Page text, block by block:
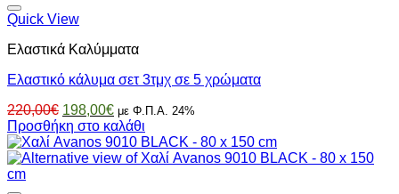
Quick View
Ελαστικά Καλύμματα
Ελαστικό κάλυμα σετ 3τμχ σε 5 χρώματα
220,00€ Original
price
was:
220,00€.
198,00€Η
τρέχουσα
τιμή
είναι:
με Φ.Π.Α. 24%
Προσθήκη στο καλάθι